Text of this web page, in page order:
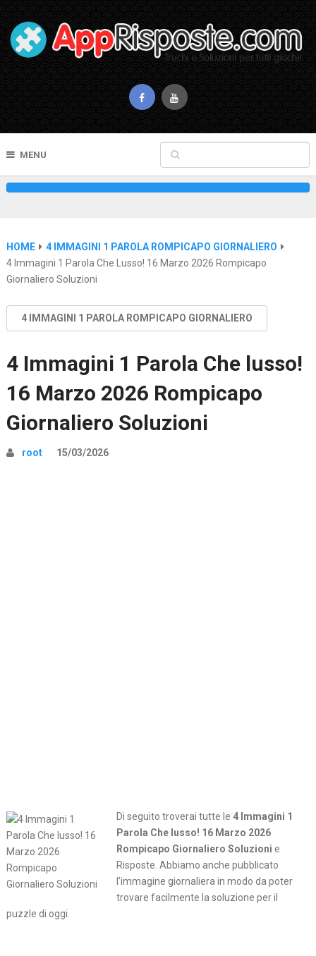
MENU
HOME
4 IMMAGINI 1 PAROLA ROMPICAPO GIORNALIERO
4 Immagini 1 Parola Che Lusso! 16 Marzo 2026 Rompicapo
Giornaliero Soluzioni
4 IMMAGINI 1 PAROLA ROMPICAPO GIORNALIERO
4 Immagini 1 Parola Che lusso!
16 Marzo 2026 Rompicapo
Giornaliero Soluzioni
root 15/03/2026
Di seguito troverai tutte le 4 Immagini 1
Parola Che lusso! 16 Marzo 2026
Rompicapo Giornaliero Soluzioni e
Risposte. Abbiamo anche pubblicato
l’immagine giornaliera in modo da poter
trovare facilmente la soluzione per il
puzzle di oggi.